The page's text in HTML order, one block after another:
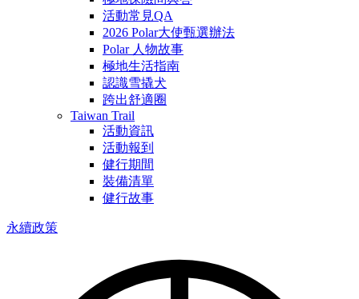
活動常見QA
2026 Polar大使甄選辦法
Polar 人物故事
極地生活指南
認識雪撬犬
跨出舒適圈
Taiwan Trail
活動資訊
活動報到
健行期間
裝備清單
健行故事
永續政策